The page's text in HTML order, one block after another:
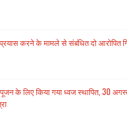
करने के मामले से संबंधित दो आरोपित
पूजन के लिए किया गया ध्वज स्थापित, 30